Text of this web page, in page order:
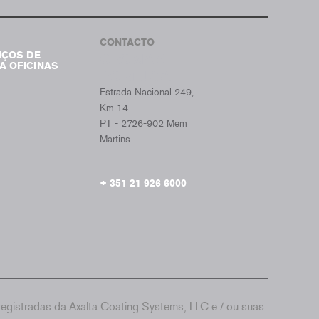
DE
OFICINAS
CONTACTO
Estrada Nacional 249,
Km 14
PT - 2726-902 Mem
Martins
+ 351 21 926 6000
da Axalta Coating Systems, LLC e / ou suas